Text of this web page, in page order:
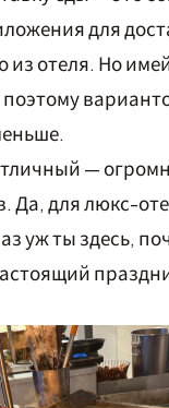
для
отеля. Но
поэтому
—
Да, для люкс-
уж ты здесь,